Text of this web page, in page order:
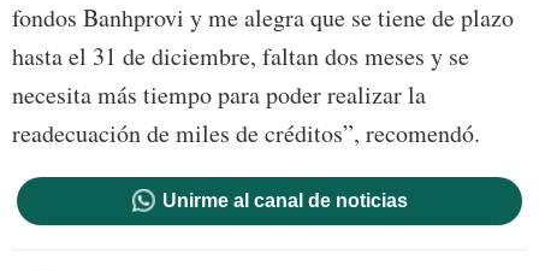
fondos Banhprovi y me alegra que se tiene de plazo
hasta el 31 de diciembre, faltan dos meses y se
necesita más tiempo para poder realizar la
readecuación de miles de créditos”, recomendó.
Unirme al canal de noticias